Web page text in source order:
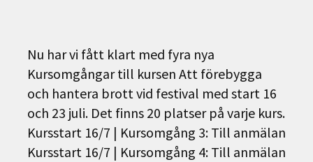
Nu har vi fått klart med fyra nya
Kursomgångar till kursen Att förebygga
och hantera brott vid festival med start 16
och 23 juli. Det finns 20 platser på varje kurs.
Kursstart 16/7 | Kursomgång 3: Till anmälan
Kursstart 16/7 | Kursomgång 4: Till anmälan